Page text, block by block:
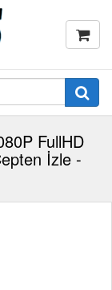
FullHD
İzle -